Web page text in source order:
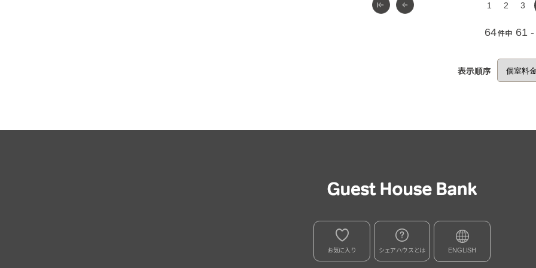
1 2 3
64件中 61
表示順序
お気に入り シェアハウスとは ENGLISH